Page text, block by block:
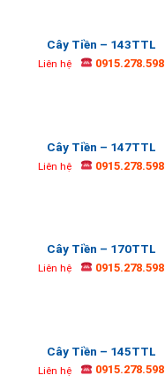
Cây Tiền – 143TTL
Liên hệ 0915.278.598
Cây Tiền – 147TTL
Liên hệ 0915.278.598
Cây Tiền – 170TTL
Liên hệ 0915.278.598
Cây Tiền – 145TTL
Liên hệ 0915.278.598